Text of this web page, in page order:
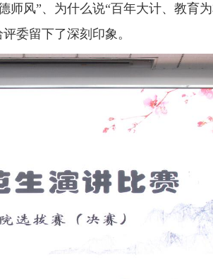
风”、为什么说“百年大计、教育为
委留下了深刻印象。